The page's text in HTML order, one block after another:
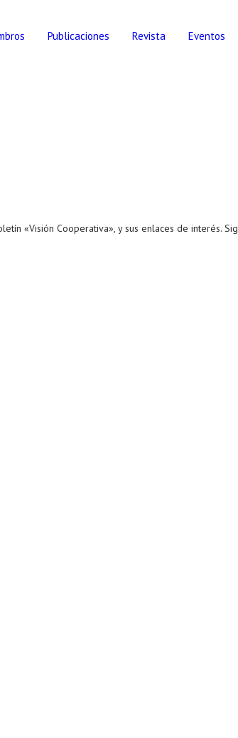
Publicaciones Revista Eventos
«Visión Cooperativa», y sus enlaces de interés.